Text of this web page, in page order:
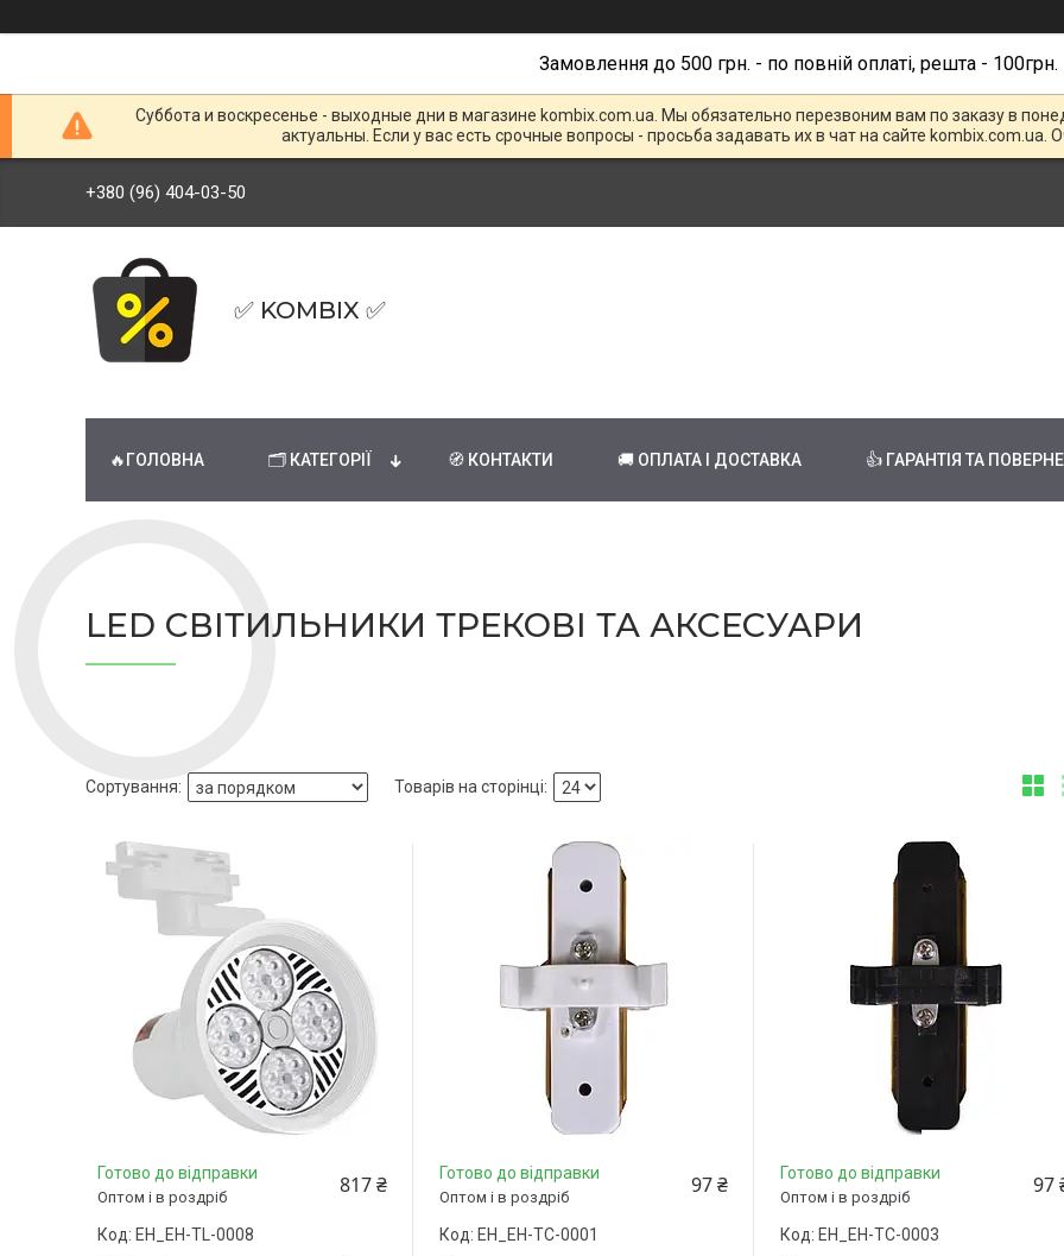
Замовлення до 500 грн. - по повній оплаті, решта - 100грн.
Суббота и воскресенье - выходные дни в магазине kombix.com.ua. Мы обязательно перезвоним вам по заказу в
актуальны. Если у вас есть срочные вопросы - просьба задавать их в чат на сайте kombix.com.ua.
+380 (96) 404-03-50
✅ KOMBIX ✅
🔥ГОЛОВНА 🗂 КАТЕГОРІЇ 🧭 КОНТАКТИ 🚚 ОПЛАТА І ДОСТАВКА 👍 ГАРАНТІЯ ТА
LED СВІТИЛЬНИКИ ТРЕКОВІ ТА АКСЕСУАРИ
Готово до відправки
Оптом і в роздріб 817 ₴
EH_EH-TL-0008
Готово до відправки
Оптом і в роздріб 97 ₴
EH_EH-TC-0001
Готово до відправки
Оптом і в роздріб 97
EH_EH-TC-0003